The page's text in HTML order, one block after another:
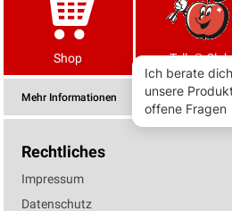
Shop Tells® Club
Mehr Informationen
Rechtliches
Impressum
Datenschutz